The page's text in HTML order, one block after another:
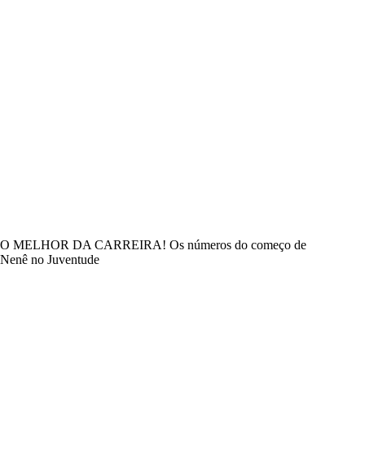
O MELHOR DA CARREIRA! Os números do começo de
Nenê no Juventude